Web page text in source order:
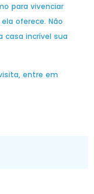
para vivenciar
oferece. Não
casa incrível sua
entre em